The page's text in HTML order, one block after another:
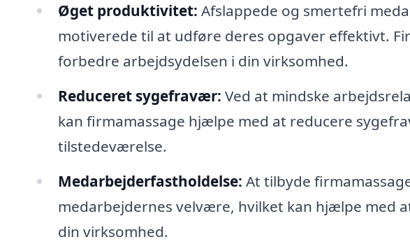
Øget produktivitet: Afslappede og smertefri
motiverede til at udføre deres opgaver effektivt.
forbedre arbejdsydelsen i din virksomhed.
Reduceret sygefravær: Ved at mindske
kan firmamassage hjælpe med at reducere
tilstedeværelse.
Medarbejderfastholdelse: At tilbyde
medarbejdernes velvære, hvilket kan hjælpe med
din virksomhed.